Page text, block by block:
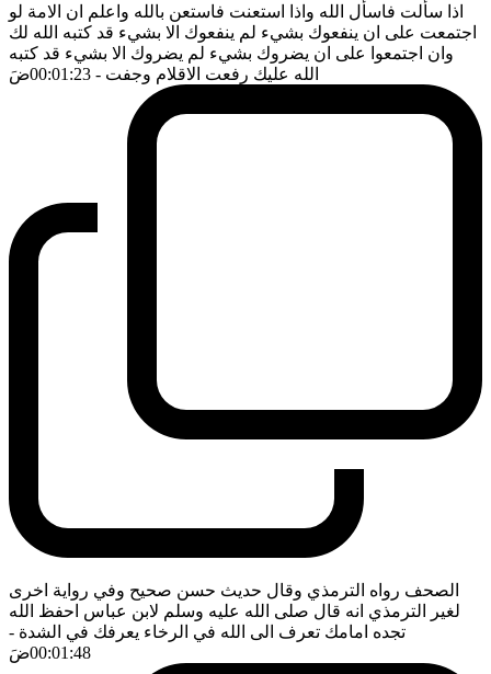
اذا سألت فاسأل الله واذا استعنت فاستعن بالله واعلم ان الامة لو
اجتمعت على ان ينفعوك بشيء لم ينفعوك الا بشيء قد كتبه الله لك
وان اجتمعوا على ان يضروك بشيء لم يضروك الا بشيء قد كتبه
الله عليك رفعت الاقلام وجفت - 00:01:23 ضَ
الصحف رواه الترمذي وقال حديث حسن صحيح وفي رواية اخرى
لغير الترمذي انه قال صلى الله عليه وسلم لابن عباس احفظ الله
تجده امامك تعرف الى الله في الرخاء يعرفك في الشدة -
00:01:48ضَ